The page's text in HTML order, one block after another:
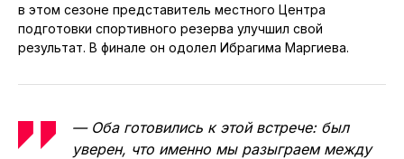
в этом сезоне представитель местного Центра
подготовки спортивного резерва улучшил свой
результат. В финале он одолел Ибрагима Маргиева.
— Оба готовились к этой встрече: был
уверен, что именно мы разыграем между